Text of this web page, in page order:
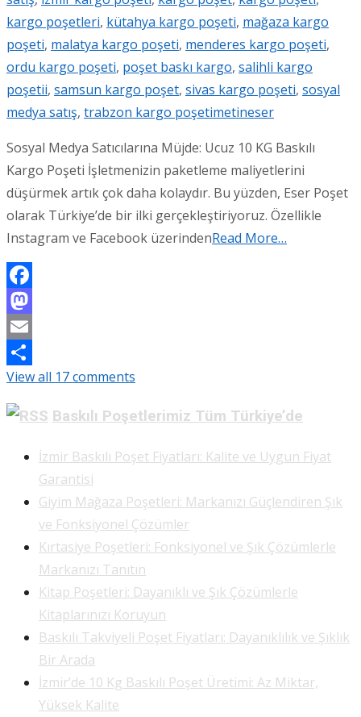
kargo poşetleri, kütahya kargo poşeti, mağaza kargo
poşeti, malatya kargo poşeti, menderes kargo poşeti,
ordu kargo poşeti, poşet baskı kargo, salihli kargo
poşetii, samsun kargo poşet, sivas kargo poşeti, sosyal
medya satış, trabzon kargo poşetimetineser
Sosyal Medya Satıcılarına Müjde: Ucuz 10 KG Baskılı
Kargo Poşeti İşletmenizin paketleme maliyetlerini
düşürmek artık çok daha kolaydır. Bu yüzden, Eser Poşet
olarak Türkiye’de bir ilki gerçekleştiriyoruz. Özellikle
Instagram ve Facebook üzerindenRead More…
Facebook
Mastodon
Email
Share
View all 17 comments
Baskılı Poşetlerimiz Tüm Türkiye’de
İzmir Baskılı Poşet Fiyatları: Kalite ve Uygun Fiyat
Garantisi
Giyim Mağaza Poşetleri: Markanızı Güçlendiren Şık
ve Fonksiyonel Çözümler
Kırtasiye Poşetleri: Fonksiyonel ve Şık Çözümlerle
Markanızı Tanıtın
Kitap Poşetleri: Dayanıklı ve Şık Çözümlerle
Kitaplarınızı Koruyun
Baskılı Takviyeli Poşet Fiyatları: Dayanıklılık ve Şıklık
Bir Arada
İzmir’de 10 Kg Baskılı Poşet Üretimi: Az Miktar,
Yüksek Kalite